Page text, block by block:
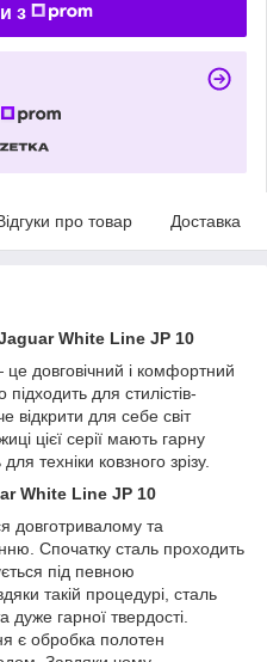
з
про товар Доставка
White Line JP 10
довговічний і комфортний
для стилістів-
відкрити для себе світ
цієї серії мають гарну
техніки ковзного зрізу.
White Line JP 10
довготривалому та
Спочатку сталь проходить
під певною
такій процедурі, сталь
дуже гарної твердості.
є обробка полотен